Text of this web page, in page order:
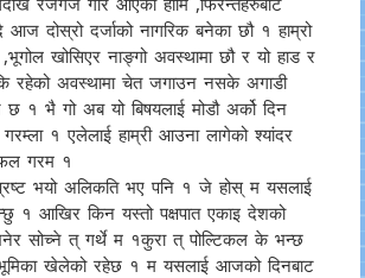
दोस्रो दर्जाको नागरिक बनेका छौ १ हाम्रो
खोसिएर नाङ्गो अवस्थामा छौ र यो हाड र
रहेको अवस्थामा चेत जगाउन नसके अगाडी
१ भै गो अब यो बिषयलाई मोडौ अर्को दिन
१ एलेलाई हाम्री आउना लागेको श्यांदर
गरम १
भयो अलिकति भए पनि १ जे होस् म यसलाई
१ आखिर किन यस्तो पक्षपात एकाइ देशको
सोच्ने त् गर्थे म १कुरा त् पोल्टिकल के भन्छ
भूमिका खेलेको रहेछ १ म यसलाई आजको दिनबाट